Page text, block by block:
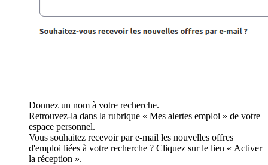
Donnez un nom à votre recherche.
Retrouvez-la dans la rubrique « Mes alertes emploi » de votre
espace personnel.
Vous souhaitez recevoir par e-mail les nouvelles offres
d'emploi liées à votre recherche ? Cliquez sur le lien « Activer
la réception ».